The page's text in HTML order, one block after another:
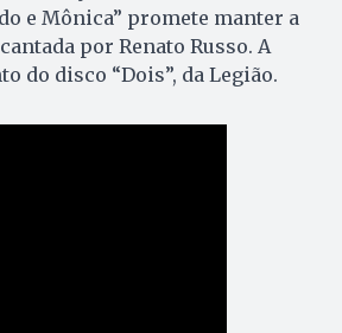
e Mônica” promete manter a
por Renato Russo. A
do disco “Dois”, da Legião.